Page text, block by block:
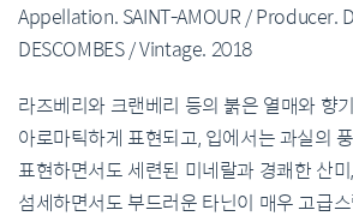
Appellation. SAINT-AMOUR / Producer.
DESCOMBES / Vintage. 2018
라즈베리와 크랜베리 등의 붉은 열매와 향
아로마틱하게 표현되고, 입에서는 과실의
표현하면서도 세련된 미네랄과 경쾌한 산
섬세하면서도 부드러운 타닌이 매우 고급